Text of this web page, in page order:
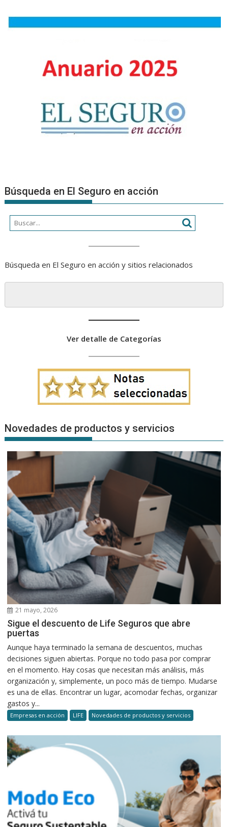
Búsqueda en El Seguro en acción
Búsqueda en El Seguro en acción y sitios relacionados
Ver detalle de Categorías
Novedades de productos y servicios
21 mayo, 2026
Sigue el descuento de Life Seguros que abre
puertas
Aunque haya terminado la semana de descuentos, muchas
decisiones siguen abiertas. Porque no todo pasa por comprar
en el momento. Hay cosas que necesitan más análisis, más
organización y, simplemente, un poco más de tiempo. Mudarse
es una de ellas. Encontrar un lugar, acomodar fechas, organizar
gastos y...
Empresas en acción LIFE Novedades de productos y servicios